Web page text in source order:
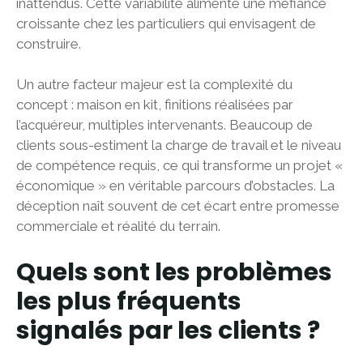
croissante chez les particuliers qui envisagent de
construire.
Un autre facteur majeur est la complexité du
concept : maison en kit, finitions réalisées par
l’acquéreur, multiples intervenants. Beaucoup de
clients sous-estiment la charge de travail et le niveau
de compétence requis, ce qui transforme un projet «
économique » en véritable parcours d’obstacles. La
déception naît souvent de cet écart entre promesse
commerciale et réalité du terrain.
Quels sont les problèmes
les plus fréquents
signalés par les clients ?